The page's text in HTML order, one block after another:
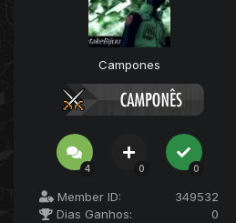
Campones
4 0 0
Member ID:
349532
Dias Ganhos:
0